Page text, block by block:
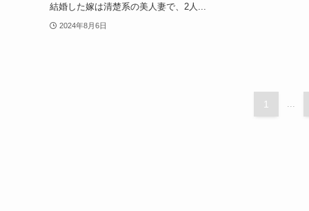
結婚した嫁は清楚系の美人妻で、2人...
2024年8月6日
1